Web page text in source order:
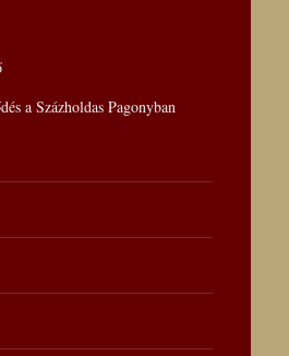
a Százholdas Pagonyban